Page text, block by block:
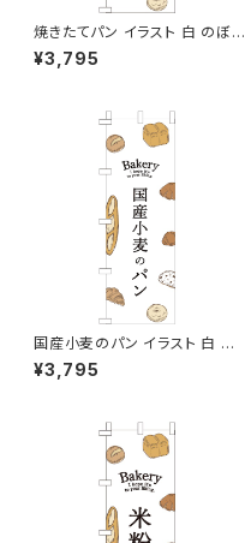
焼きたてパン イラスト 白 のぼり
旗
¥3,795
国産小麦のパン イラスト 白 の
ぼり旗
¥3,795